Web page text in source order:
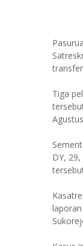
Tiga
DY,